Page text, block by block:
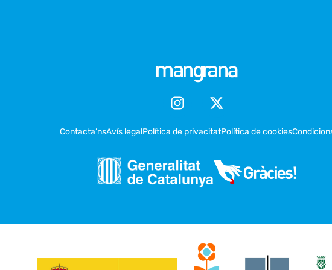
Contacta’nsAvís legalPolítica de privacitatPolítica de cookies